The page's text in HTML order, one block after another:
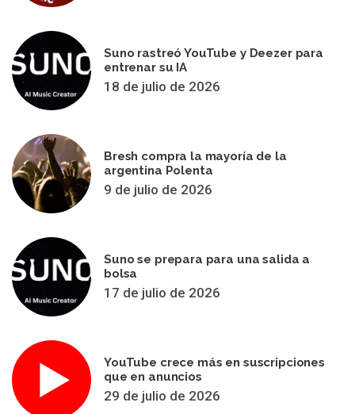
Suno rastreó YouTube y Deezer para
entrenar su IA
18 de julio de 2026
Bresh compra la mayoría de la
argentina Polenta
9 de julio de 2026
Suno se prepara para una salida a
bolsa
17 de julio de 2026
YouTube crece más en suscripciones
que en anuncios
29 de julio de 2026